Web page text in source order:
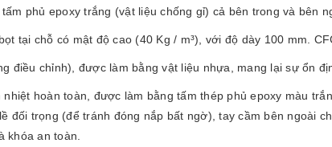
phủ epoxy trắng (vật liệu chống gỉ) cả bên trong và bên
tại chỗ có mật độ cao (40 Kg / m³), ​​với độ dày 100 mm.
điều chỉnh), được làm bằng vật liệu nhựa, mang lại sự ổn
hoàn toàn, được làm bằng tấm thép phủ epoxy màu
đối trọng (để tránh đóng nắp bất ngờ), tay cầm bên ngoài
khóa an toàn.